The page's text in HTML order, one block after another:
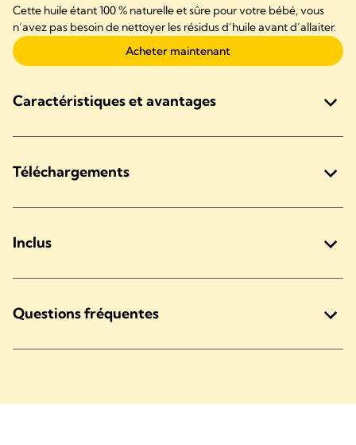
Cette huile étant 100 % naturelle et sûre pour votre bébé, vous
n’avez pas besoin de nettoyer les résidus d’huile avant d’allaiter.
Acheter maintenant
Caractéristiques et avantages
Téléchargements
Inclus
Questions fréquentes